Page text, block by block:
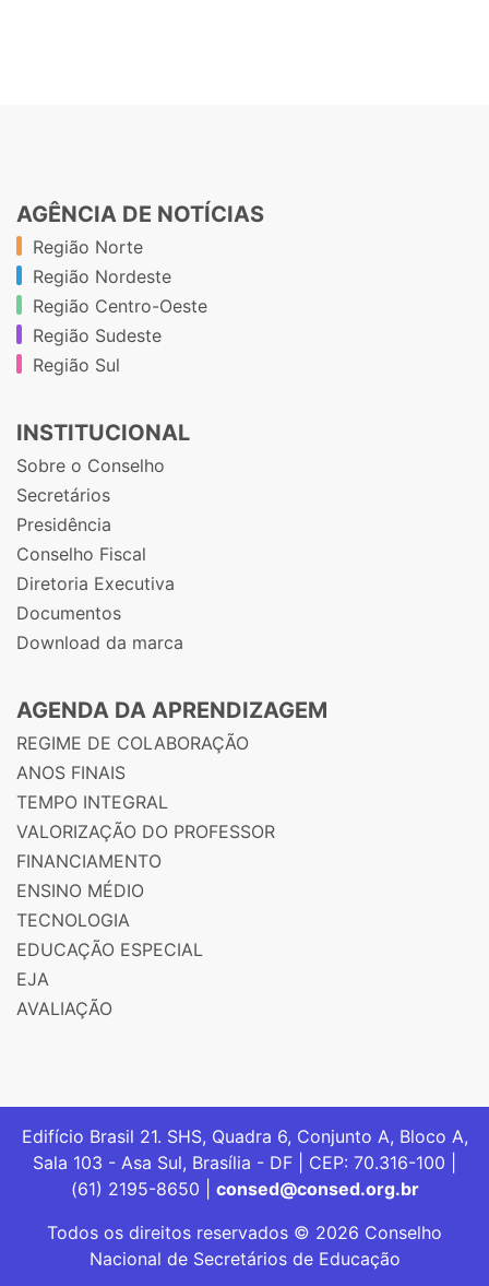
AGÊNCIA DE NOTÍCIAS
Região Norte
Região Nordeste
Região Centro-Oeste
Região Sudeste
Região Sul
INSTITUCIONAL
Sobre o Conselho
Secretários
Presidência
Conselho Fiscal
Diretoria Executiva
Documentos
Download da marca
AGENDA DA APRENDIZAGEM
REGIME DE COLABORAÇÃO
ANOS FINAIS
TEMPO INTEGRAL
VALORIZAÇÃO DO PROFESSOR
FINANCIAMENTO
ENSINO MÉDIO
TECNOLOGIA
EDUCAÇÃO ESPECIAL
EJA
AVALIAÇÃO
Edifício Brasil 21. SHS, Quadra 6, Conjunto A, Bloco A,
Sala 103 - Asa Sul, Brasília - DF | CEP: 70.316-100 |
(61) 2195-8650 | consed@consed.org.br
Todos os direitos reservados © 2026 Conselho
Nacional de Secretários de Educação